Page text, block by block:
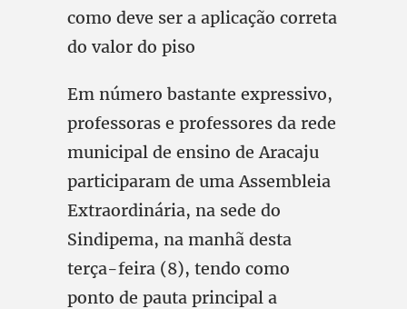
como deve ser a aplicação correta
do valor do piso
Em número bastante expressivo,
professoras e professores da rede
municipal de ensino de Aracaju
participaram de uma Assembleia
Extraordinária, na sede do
Sindipema, na manhã desta
terça-feira (8), tendo como
ponto de pauta principal a